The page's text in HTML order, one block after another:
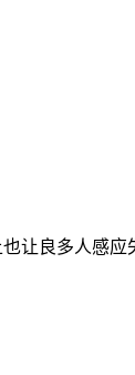
让良多人感